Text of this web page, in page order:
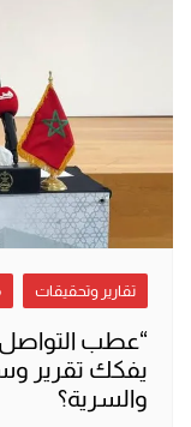
تقارير وتحقيقات
“عطب
يفكك تقرير
والسرية؟